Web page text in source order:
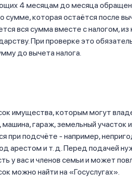
4 месяцам до месяца
сумме, которая остаётся после
вся сумма вместе с налогом,
При проверке это
до вычета налога.
имущества, которым могут
гараж, земельный участок
при подсчёте - например,
арестом и т. д. Перед подачей
у вас и членов семьи и может
можно найти на «Госуслугах».